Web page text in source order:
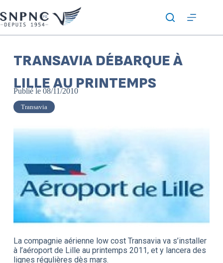
TRANSAVIA DÉBARQUE À
LILLE AU PRINTEMPS
Publié le 08/11/2010
Transavia
La compagnie aérienne low cost Transavia va s’installer
à l’aéroport de Lille au printemps 2011, et y lancera des
lignes régulières dès mars.